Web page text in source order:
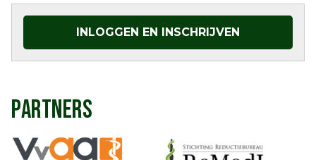
INLOGGEN EN INSCHRIJVEN
PARTNERS